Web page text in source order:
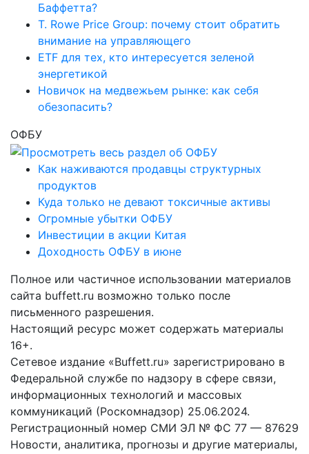
Баффетта?
T. Rowe Price Group: почему стоит обратить
внимание на управляющего
ETF для тех, кто интересуется зеленой
энергетикой
Новичок на медвежьем рынке: как себя
обезопасить?
ОФБУ
Как наживаются продавцы структурных
продуктов
Куда только не девают токсичные активы
Огромные убытки ОФБУ
Инвестиции в акции Китая
Доходность ОФБУ в июне
Полное или частичное использовании материалов
сайта buffett.ru возможно только после
письменного разрешения.
Настоящий ресурс может содержать материалы
16+.
Сетевое издание «Buffett.ru» зарегистрировано в
Федеральной службе по надзору в сфере связи,
информационных технологий и массовых
коммуникаций (Роскомнадзор) 25.06.2024.
Регистрационный номер СМИ ЭЛ № ФС 77 — 87629
Новости, аналитика, прогнозы и другие материалы,